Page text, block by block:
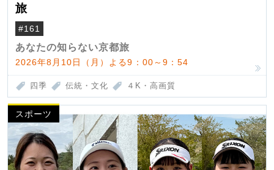
旅
#161
あなたの知らない京都旅
2026年8月10日（月）よる9：00～9：54
四季 伝統・文化 ４K・高画質
スポーツ